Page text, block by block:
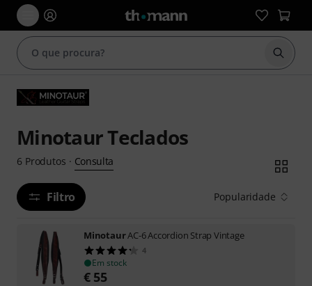
Iniciar
Minotaur Teclados
6 Produtos · Consulta
Filtro Popularidade
MinotaurAC-6 Accordion Strap Vintage
4
Em stock
€ 55